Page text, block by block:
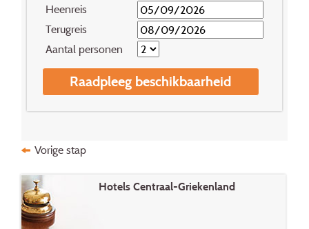
Heenreis
Terugreis
Aantal personen
Raadpleeg beschikbaarheid
Vorige stap
Hotels Centraal-Griekenland